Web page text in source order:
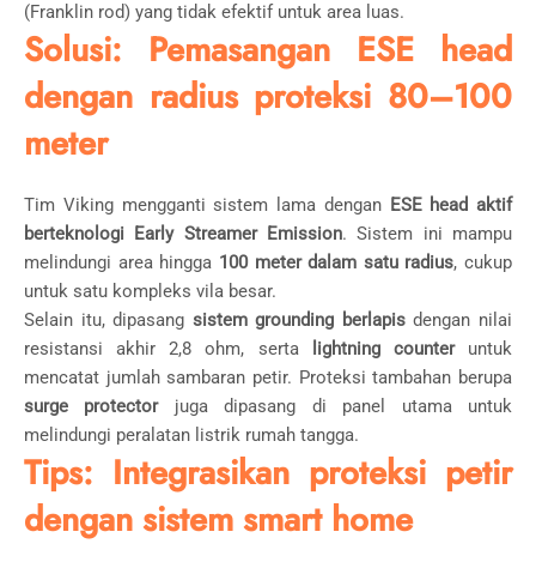
(Franklin rod) yang tidak efektif untuk area luas.
Solusi: Pemasangan ESE head
dengan radius proteksi 80–100
meter
Tim Viking mengganti sistem lama dengan ESE head aktif
berteknologi Early Streamer Emission. Sistem ini mampu
melindungi area hingga 100 meter dalam satu radius, cukup
untuk satu kompleks vila besar.
Selain itu, dipasang sistem grounding berlapisdengan nilai
resistansi akhir 2,8 ohm, serta
lightning counteruntuk
mencatat jumlah sambaran petir. Proteksi tambahan berupa
surge protectorjuga dipasang di panel utama untuk
melindungi peralatan listrik rumah tangga.
Tips: Integrasikan proteksi petir
dengan sistem smart home